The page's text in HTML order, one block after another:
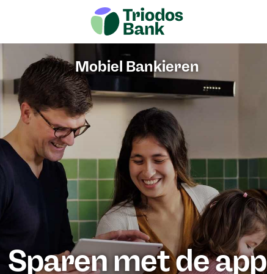
Sparen met de app
Mobiel Bankieren